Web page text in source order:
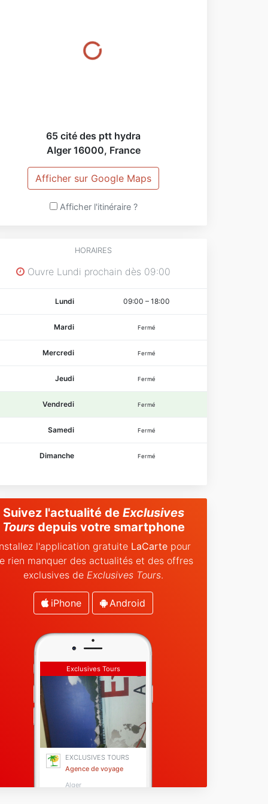
65 cité des ptt hydra
Alger 16000, France
Afficher sur Google Maps
Afficher l'itinéraire ?
HORAIRES
Ouvre Lundi prochain dès 09:00
Lundi 09:00 – 18:00
Mardi Fermé
Mercredi Fermé
Jeudi Fermé
Vendredi Fermé
Samedi Fermé
Dimanche Fermé
Suivez l'actualité de Exclusives
Toursdepuis votre smartphone
l'application gratuite LaCartepour
rien manquer des actualités et des offres
exclusives de Exclusives Tours.
iPhone Android
Exclusives Tours
EXCLUSIVES TOURS
Agence de voyage
Alger